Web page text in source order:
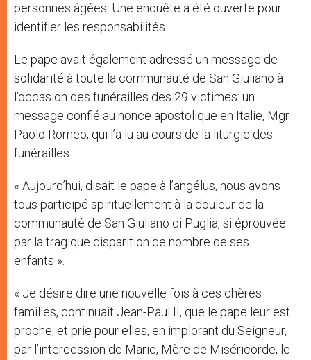
personnes âgées. Une enquête a été ouverte pour
identifier les responsabilités.
Le pape avait également adressé un message de
solidarité à toute la communauté de San Giuliano à
l’occasion des funérailles des 29 victimes: un
message confié au nonce apostolique en Italie, Mgr
Paolo Romeo, qui l’a lu au cours de la liturgie des
funérailles.
« Aujourd’hui, disait le pape à l’angélus, nous avons
tous participé spirituellement à la douleur de la
communauté de San Giuliano di Puglia, si éprouvée
par la tragique disparition de nombre de ses
enfants ».
« Je désire dire une nouvelle fois à ces chères
familles, continuait Jean-Paul II, que le pape leur est
proche, et prie pour elles, en implorant du Seigneur,
par l’intercession de Marie, Mère de Miséricorde, le